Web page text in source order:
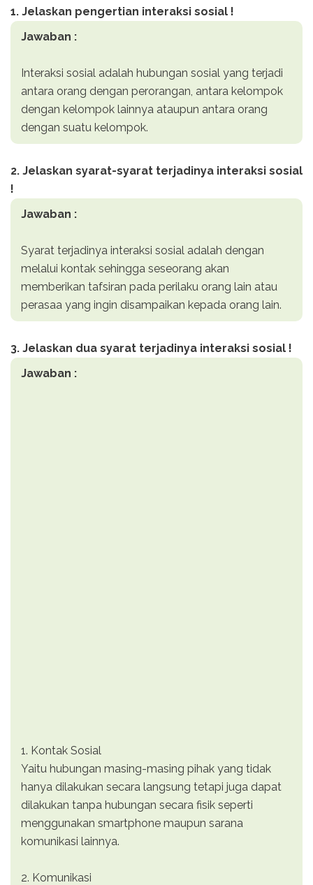
1. Jelaskan pengertian interaksi sosial !
Jawaban :
Interaksi sosial adalah hubungan sosial yang terjadi
antara orang dengan perorangan, antara kelompok
dengan kelompok lainnya ataupun antara orang
dengan suatu kelompok.
2. Jelaskan syarat-syarat terjadinya interaksi sosial
!
Jawaban :
Syarat terjadinya interaksi sosial adalah dengan
melalui kontak sehingga seseorang akan
memberikan tafsiran pada perilaku orang lain atau
perasaa yang ingin disampaikan kepada orang lain.
3. Jelaskan dua syarat terjadinya interaksi sosial !
Jawaban :
1. Kontak Sosial
Yaitu hubungan masing-masing pihak yang tidak
hanya dilakukan secara langsung tetapi juga dapat
dilakukan tanpa hubungan secara fisik seperti
menggunakan smartphone maupun sarana
komunikasi lainnya.
2. Komunikasi